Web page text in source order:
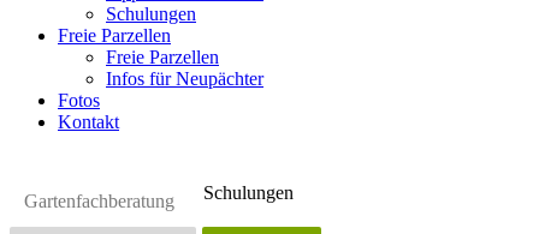
Schulungen
Freie Parzellen
Freie Parzellen
Infos für Neupächter
Fotos
Kontakt
Gartenfachberatung Schulungen